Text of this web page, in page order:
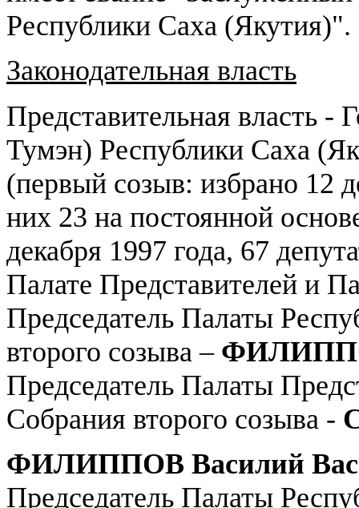
Республики Саха (Якутия)".
Законодательная власть
Представительная власть -
Тумэн) Республики Саха
(первый созыв: избрано 12
них 23 на постоянной
декабря 1997 года, 67
Палате Представителей и
Председатель Палаты
второго созыва –
Председатель Палаты
Собрания второго созыва -
ФИЛИППОВ Василий
Председатель Палаты